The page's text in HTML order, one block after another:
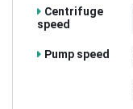
Centrifuge
speed
Pump speed